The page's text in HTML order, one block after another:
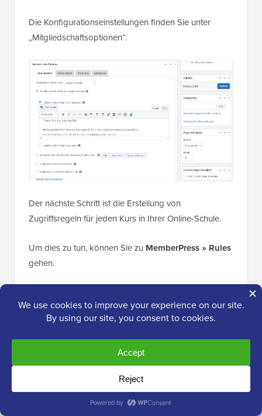
Die Konfigurationseinstellungen finden Sie unter
„Mitgliedschaftsoptionen“.
Der nächste Schritt ist die Erstellung von
Zugriffsregeln für jeden Kurs in Ihrer Online-Schule.
Um dies zu tun, können Sie zu MemberPress » Rules
gehen.
aus dem Dropdown-Menü aus, definieren Sie
Zugangsbedingungen (z. B. Mitgliedschaftsplan) und
speichern Sie die Regel.